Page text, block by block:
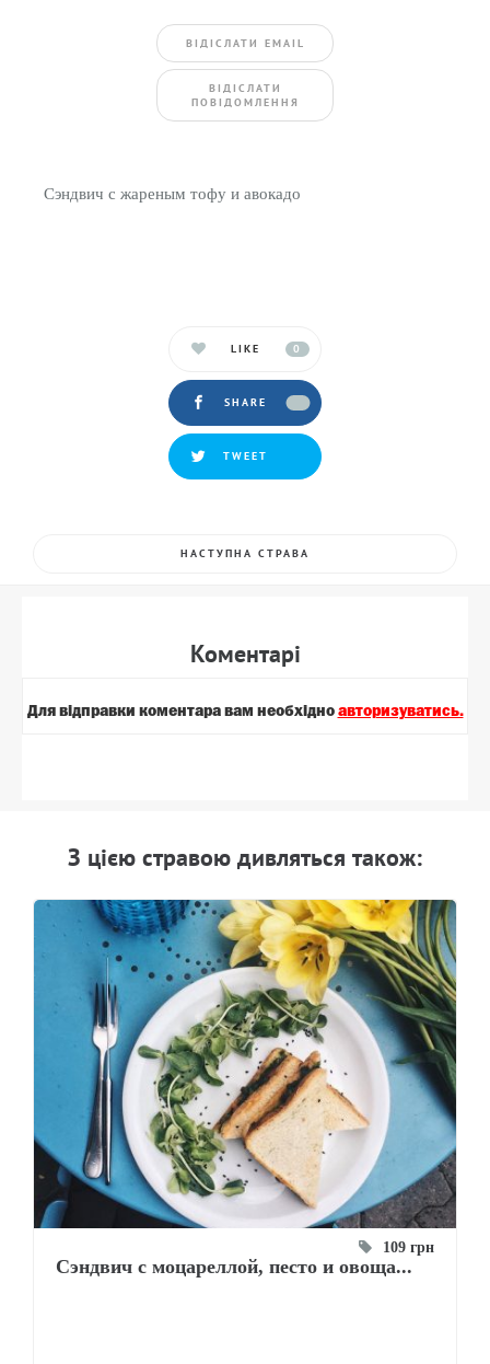
ВIДIСЛАТИ EMAIL
BIДIСЛАТИ
ПОВIДОМЛЕННЯ
Сэндвич с жареным тофу и авокадо
LIKE 0
SHARE
TWEET
НАСТУПНА СТРАВА
Коментарi
Для вiдправки коментара вам необхiдно авторизуватись.
З цiєю стравою дивляться також:
109 грн
Сэндвич с моцареллой, песто и овоща...